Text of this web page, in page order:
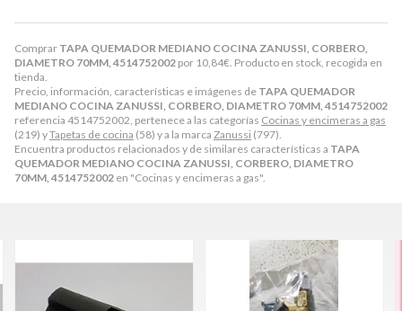
Comprar TAPA QUEMADOR MEDIANO COCINA ZANUSSI, CORBERO,
DIAMETRO 70MM, 4514752002 por 10,84€ . Producto en stock, recogida en
tienda.
Precio, información, características e imágenes de TAPA QUEMADOR
MEDIANO COCINA ZANUSSI, CORBERO, DIAMETRO 70MM, 4514752002
referencia 4514752002, pertenece a las categorías Cocinas y encimeras a gas
(219) yTapetas de cocina (58) y a la marca Zanussi (797).
Encuentra productos relacionados y de similares características a TAPA
QUEMADOR MEDIANO COCINA ZANUSSI, CORBERO, DIAMETRO
70MM, 4514752002 en "Cocinas y encimeras a gas".